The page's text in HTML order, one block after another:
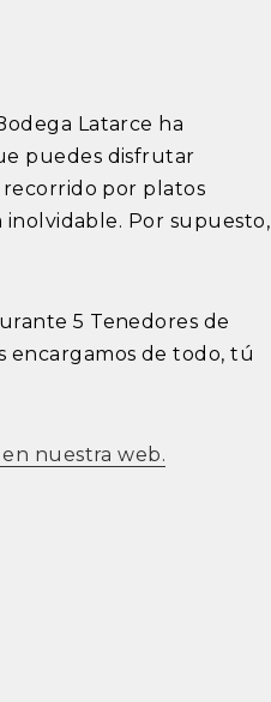
Latarce ha
puedes disfrutar
por platos
inolvidable. Por supuesto,
5 Tenedores de
encargamos de todo, tú
nuestra web.